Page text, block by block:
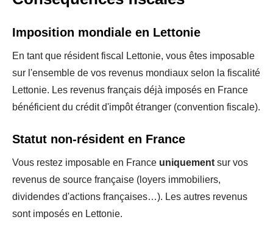
Imposition mondiale en Lettonie
En tant que résident fiscal Lettonie, vous êtes imposable
sur l'ensemble de vos revenus mondiaux selon la fiscalité
Lettonie. Les revenus français déjà imposés en France
bénéficient du crédit d'impôt étranger (convention fiscale).
Statut non-résident en France
Vous restez imposable en France uniquement sur vos
revenus de source française (loyers immobiliers,
dividendes d'actions françaises…). Les autres revenus
sont imposés en Lettonie.